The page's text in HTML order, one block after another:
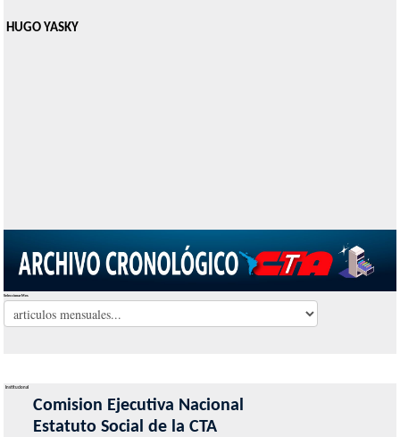
HUGO YASKY
Seleccionar Mes
Institucional
Comision Ejecutiva Nacional
Estatuto Social de la CTA